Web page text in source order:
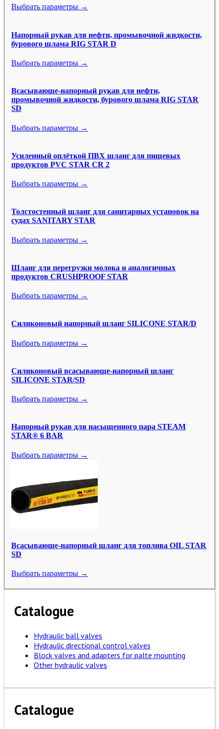
Выбрать параметры →
Напорный рукав для нефти, промывочной жидкости,
бурового шлама RIG STAR D
Выбрать параметры →
Всасывающе-напорный рукав для нефти,
промывочной жидкости, бурового шлама RIG STAR
SD
Выбрать параметры →
Усиленный оплёткой ПВХ шланг для пищевых
продуктов PVC STAR CR 2
Выбрать параметры →
Толстостенный шланг для санитарных установок на
судах SANITARY STAR
Выбрать параметры →
Шланг для перегрузки молока и аналогичных
продуктов CRUSHPROOF STAR
Выбрать параметры →
Силиконовый напорный шланг SILICONE STAR/D
Выбрать параметры →
Силиконовый всасывающе-напорный шланг
SILICONE STAR/SD
Выбрать параметры →
Напорный рукав для насыщенного пара STEAM
STAR® 6 BAR
Выбрать параметры →
Всасывающе-напорный шланг для топлива OIL STAR
SD
Выбрать параметры →
Catalogue
Hydraulic ball valves
Hydraulic directional control valves
Block valves and adapters for palte mounting
Other hydraulic valves
Catalogue